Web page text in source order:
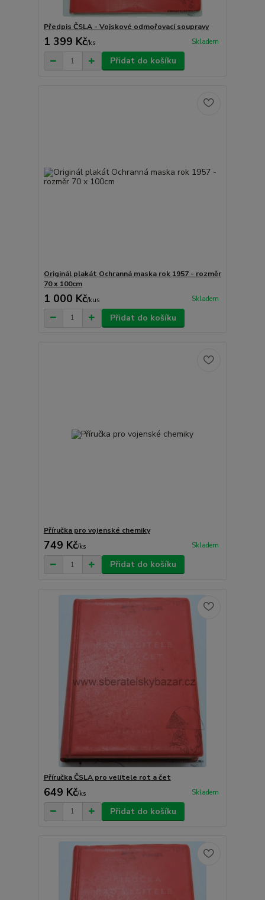
Předpis ČSLA - Vojskové odmořovací soupravy
1 399 Kč/ks Skladem
Přidat do košíku
Originál plakát Ochranná maska rok 1957 - rozměr
70 x 100cm
1 000 Kč/kus Skladem
Přidat do košíku
Příručka pro vojenské chemiky
749 Kč/ks Skladem
Přidat do košíku
Příručka ČSLA pro velitele rot a čet
649 Kč/ks Skladem
Přidat do košíku